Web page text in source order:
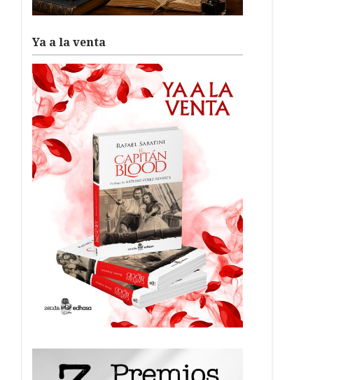
Ya a la venta